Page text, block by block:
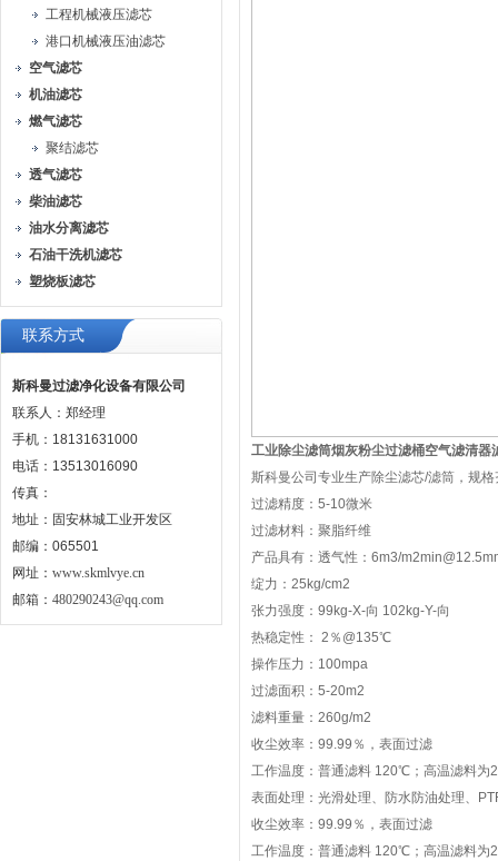
工程机械液压滤芯
港口机械液压油滤芯
空气滤芯
机油滤芯
燃气滤芯
聚结滤芯
透气滤芯
柴油滤芯
油水分离滤芯
石油干洗机滤芯
塑烧板滤芯
联系方式
斯科曼过滤净化设备有限公司
联系人：郑经理
手机：18131631000
电话：13513016090
传真：
地址：固安林城工业开发区
邮编：065501
网址： www.skmlvye.cn
邮箱： 480290243@qq.com
工业除尘滤筒烟灰粉尘过滤桶空气滤清器
斯科曼公司专业生产除尘滤芯/滤筒，规
过滤精度：5-10微米
过滤材料：聚脂纤维
产品具有：透气性：6m3/
绽力：25kg/cm2
张力强度：99kg-X-向 102kg-Y-向
热稳定性： 2％@135℃
操作压力：100mpa
过滤面积：5-20m2
滤料重量：260g/m2
收尘效率：99.99％，表面过滤
工作温度：普通滤料 120℃；高温滤料为
表面处理：光滑处理、防水防油处理、
收尘效率：99.99％，表面过滤
工作温度：普通滤料 120℃；高温滤料为